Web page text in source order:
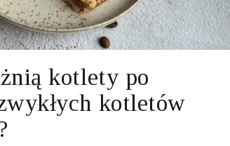
kotlety po
kotletów